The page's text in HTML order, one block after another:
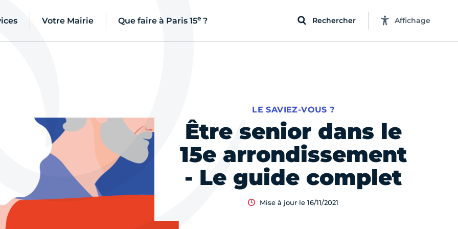
Votre Mairie Que faire à Paris 15e ? Rechercher Affichage
Être senior dans le
15e arrondissement
- Le guide complet
LE SAVIEZ-VOUS ?
Mise à jour le 16/11/2021